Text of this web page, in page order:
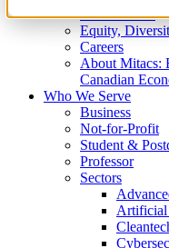
What We Do
Equity,
Careers
About Mitacs:
Canadian
Who We Serve
Business
Not-for-Profit
Student &
Professor
Sectors
Artificial